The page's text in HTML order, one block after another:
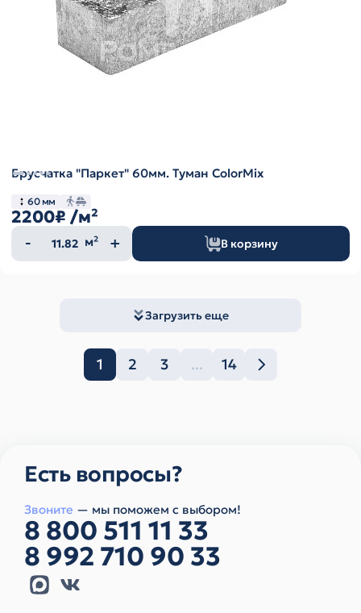
Брусчатка "Паркет" 60мм. Туман ColorMix
60 мм
2200₽ /м²
Количество
товара
м² В корзину
Загрузить еще
1 2 3 ... 14
Есть вопросы?
Звоните — мы поможем с выбором!
8 800 511 11 33
8 992 710 90 33